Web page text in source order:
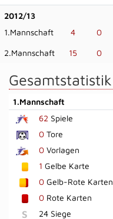
2012/13
1.Mannschaft
4 0
2.Mannschaft 15 0
Gesamtstatistik
1.Mannschaft
62 Spiele
0 Tore
0 Vorlagen
1 Gelbe Karte
0 Gelb-Rote Karten
0 Rote Karten
S 24 Siege